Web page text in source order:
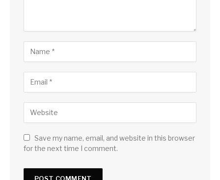
Save my name, email, and website in this browser
for the next time I comment.